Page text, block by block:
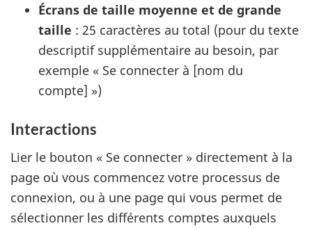
Écrans de taille moyenne et de grande
taille : 25 caractères au total (pour du texte
descriptif supplémentaire au besoin, par
exemple « Se connecter à [nom du
compte] »)
Interactions
Lier le bouton « Se connecter » directement à la
page où vous commencez votre processus de
connexion, ou à une page qui vous permet de
sélectionner les différents comptes auxquels